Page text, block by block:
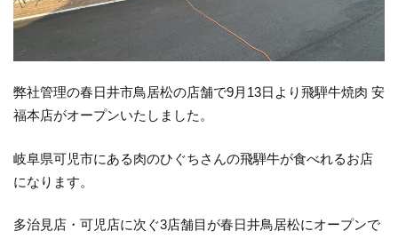
弊社管理の春日井市鳥居松の店舗で9月13日より飛騨牛焼肉 安
福本店がオープンいたしました。
岐阜県可児市にある肉のひぐちさんの飛騨牛が食べれるお店
になります。
多治見店・可児店に次ぐ3店舗目が春日井鳥居松にオープンで